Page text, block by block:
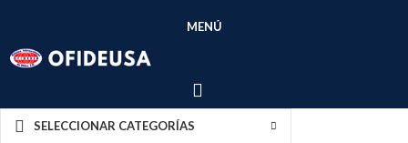
MENÚ
SELECCIONAR CATEGORÍAS